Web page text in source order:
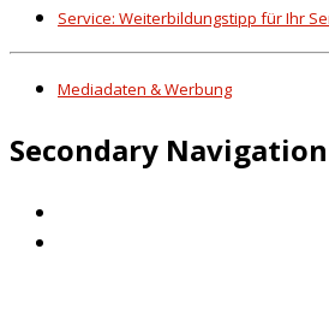
Service: Weiterbildungstipp für Ihr
Mediadaten & Werbung
Secondary Navigation